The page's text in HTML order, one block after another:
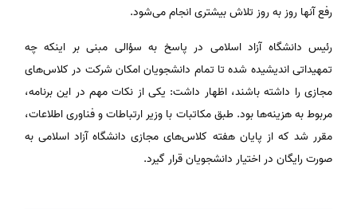
رفع آنها روز به روز تلاش بیشتری انجام می‌شود.
رئیس دانشگاه آزاد اسلامی در پاسخ به سؤالی مبنی بر اینکه چه
تمهیداتی اندیشیده شده تا تمام دانشجویان امکان شرکت در کلاس‌های
مجازی را داشته باشند، اظهار داشت: یکی از نکات مهم در این برنامه،
مربوط به هزینه‌ها بود. طبق مکاتبات با وزیر ارتباطات و فناوری اطلاعات،
مقرر شد که از پایان هفته کلاس‌های مجازی دانشگاه آزاد اسلامی به
صورت رایگان در اختیار دانشجویان قرار گیرد.